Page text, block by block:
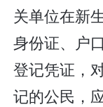
关单位在新
身份证、户
登记凭证，
记的公民，